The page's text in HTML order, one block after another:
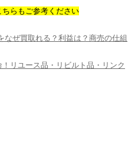
らもご参考ください
なぜ買取れる？利益は？商売の仕組
リユース品・リビルト品・リンク